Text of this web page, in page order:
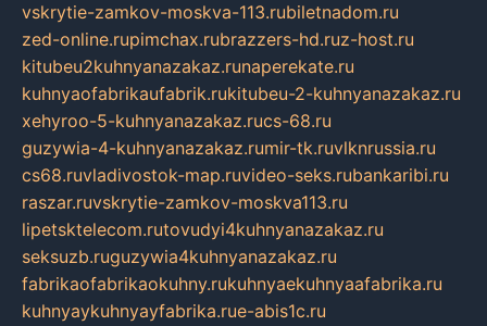
vskrytie-zamkov-moskva-113.rubiletnadom.ru
zed-online.rupimchax.rubrazzers-hd.ruz-host.ru
kitubeu2kuhnyanazakaz.runaperekate.ru
kuhnyaofabrikaufabrik.rukitubeu-2-kuhnyanazakaz.ru
xehyroo-5-kuhnyanazakaz.rucs-68.ru
guzywia-4-kuhnyanazakaz.rumir-tk.ruvlknrussia.ru
cs68.ruvladivostok-map.ruvideo-seks.rubankaribi.ru
raszar.ruvskrytie-zamkov-moskva113.ru
lipetsktelecom.rutovudyi4kuhnyanazakaz.ru
seksuzb.ruguzywia4kuhnyanazakaz.ru
fabrikaofabrikaokuhny.rukuhnyaekuhnyaafabrika.ru
kuhnyaykuhnyayfabrika.rue-abis1c.ru